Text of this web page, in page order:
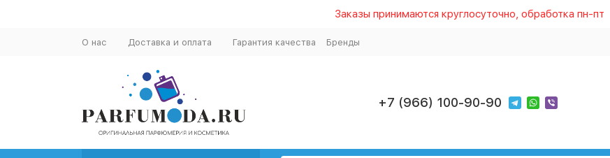
Заказы принимаются круглосуточно, обработка пн-пт
О нас Доставка и оплата Гарантия качества Бренды
+7 (966) 100-90-90